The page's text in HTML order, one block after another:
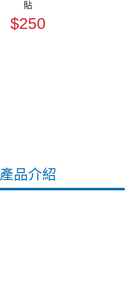
產品介紹
貼
$250